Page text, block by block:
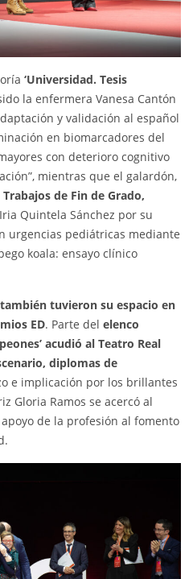
‘Universidad. Tesis
la enfermera Vanesa Cantón
y validación al español
en biomarcadores del
con deterioro cognitivo
mientras que el galardón,
de Fin de Grado,
Quintela Sánchez por su
urgencias pediátricas mediante
koala: ensayo clínico
tuvieron su espacio en
ED. Parte del elenco
acudió al Teatro Real
diplomas de
e implicación por los brillantes
Gloria Ramos se acercó al
de la profesión al fomento